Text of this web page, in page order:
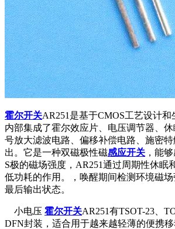
霍尔开关AR251是基于CMOS工艺设计
内部集成了霍尔效应片、电压调节器、
号放大滤波电路、偏移补偿电路、施密
出。它是一种双磁极性磁感应开关 ，能
S极的磁场强度，AR251通过周期性休眠
低功耗的作用。，唤醒期间检测环境磁
最后输出状态。
小电压 霍尔开关AR251有TSOT-23、
DFN封装，适合用于越来越轻薄的便携